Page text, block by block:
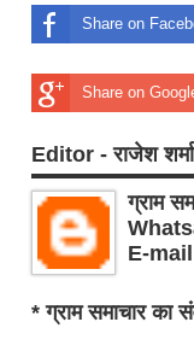
Share on
Share on
Editor - राजेश शर्मा
ग्राम
E-
* ग्राम समाचार का